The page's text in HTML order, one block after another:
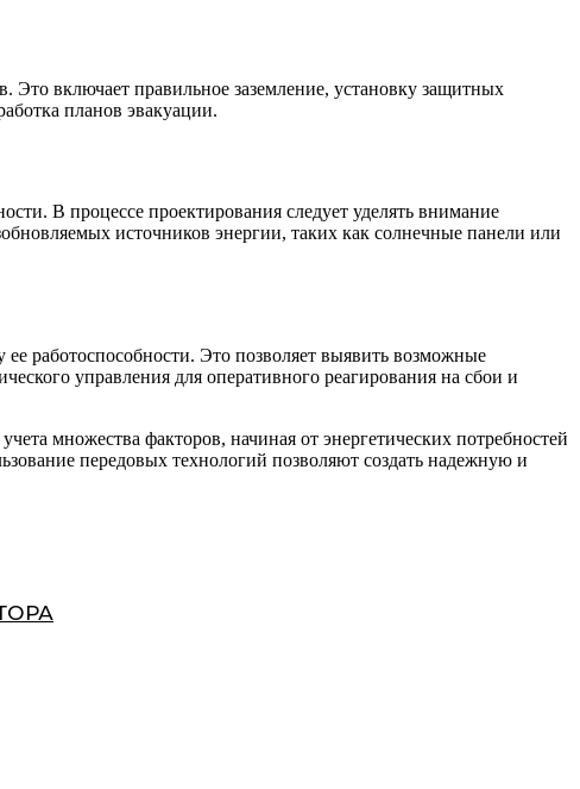
Это включает правильное заземление, установку защитных
планов эвакуации.
В процессе проектирования следует уделять внимание
источников энергии, таких как солнечные панели или
работоспособности. Это позволяет выявить возможные
управления для оперативного реагирования на сбои и
множества факторов, начиная от энергетических потребностей
передовых технологий позволяют создать надежную и